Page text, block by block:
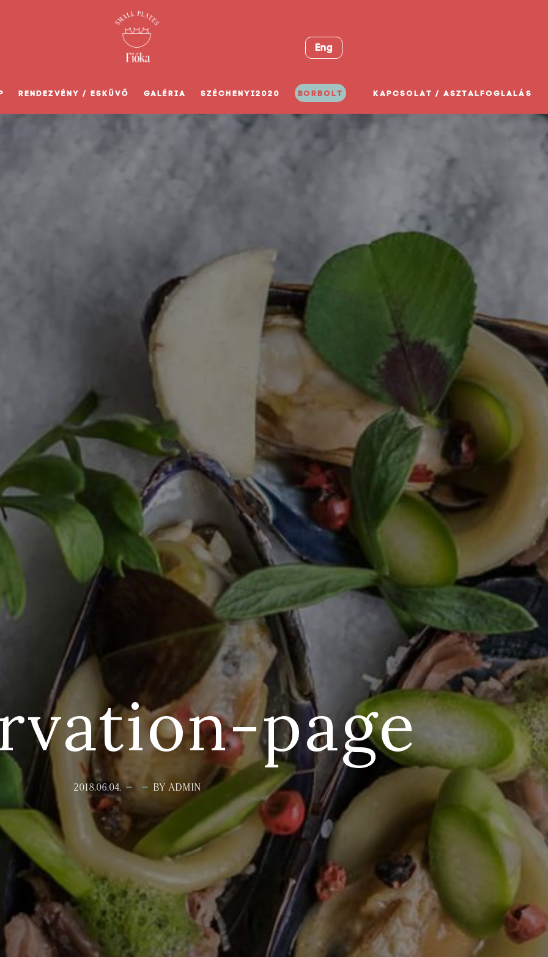
Eng
RENDEZVÉNY / ESKÜVŐ GALÉRIA SZÉCHENYI2020 BORBOLT KAPCSOLAT / ASZTALFOGLALÁS
page
2018.06.04. BY ADMIN